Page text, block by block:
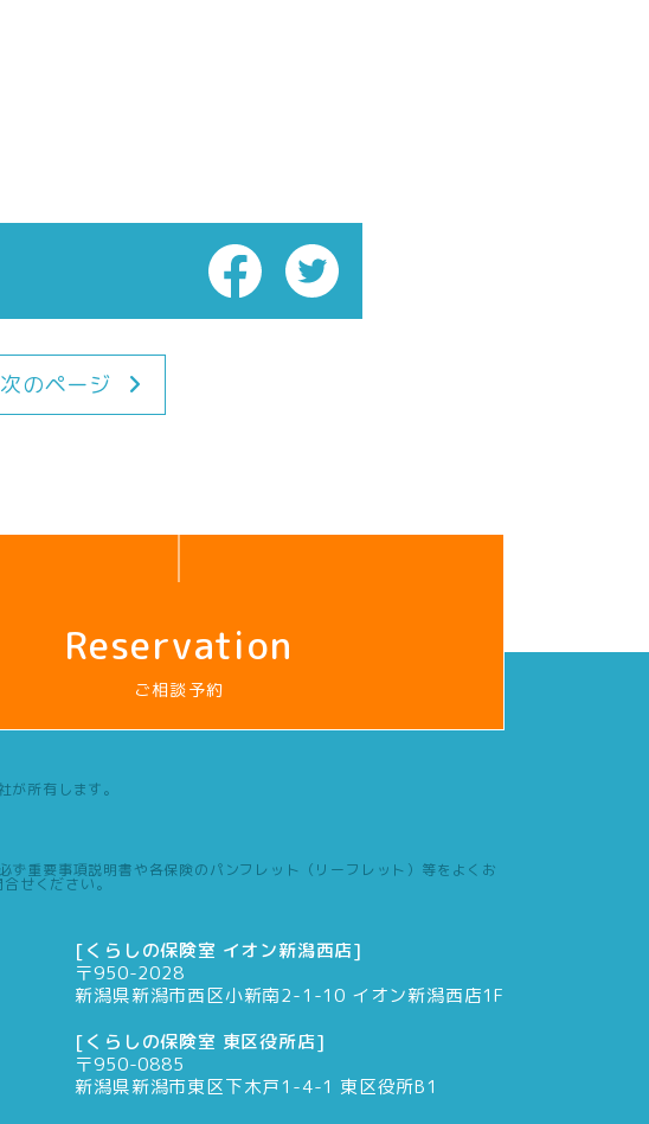
次のページ
Reservation
ご相談予約
所有します。
重要事項説明書や各保険のパンフレット（リーフレット）等をよくお
せください。
[くらしの保険室 イオン新潟西店]
〒950-2028
新潟県新潟市西区小新南2-1-10 イオン新潟西店1F
[くらしの保険室 東区役所店]
〒950-0885
新潟県新潟市東区下木戸1-4-1 東区役所B1